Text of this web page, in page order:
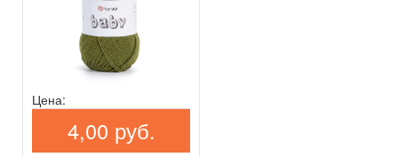
Цена:
4,00 руб.